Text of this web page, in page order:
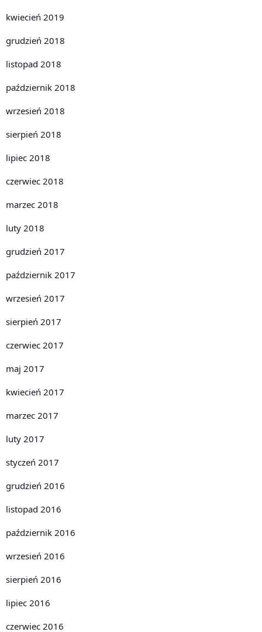
kwiecień 2019
grudzień 2018
listopad 2018
październik 2018
wrzesień 2018
sierpień 2018
lipiec 2018
czerwiec 2018
marzec 2018
luty 2018
grudzień 2017
październik 2017
wrzesień 2017
sierpień 2017
czerwiec 2017
maj 2017
kwiecień 2017
marzec 2017
luty 2017
styczeń 2017
grudzień 2016
listopad 2016
październik 2016
wrzesień 2016
sierpień 2016
lipiec 2016
czerwiec 2016